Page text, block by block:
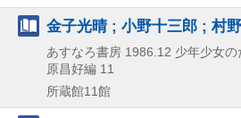
金子光晴 ; 小野十三郎 ; 村
あすなろ書房 1986.12 少年少女
原昌好編 11
所蔵館11館